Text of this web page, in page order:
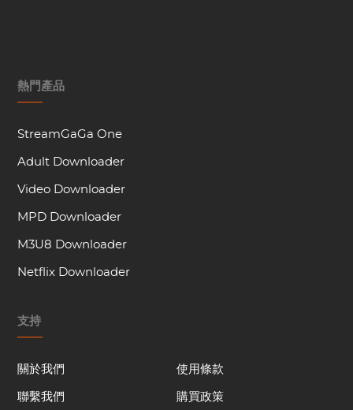
熱門產品
StreamGaGa One
Adult Downloader
Video Downloader
MPD Downloader
M3U8 Downloader
Netflix Downloader
支持
關於我們
聯繫我們
使用條款
購買政策